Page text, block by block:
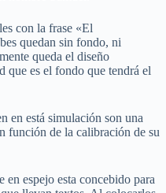
con la frase «El
quedan sin fondo, ni
queda el diseño
que es el fondo que tendrá el
en está simulación son una
función de la calibración de su
espejo esta concebido para